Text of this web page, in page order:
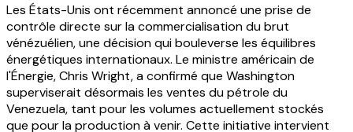
Les États-Unis ont récemment annoncé une prise de
contrôle directe sur la commercialisation du brut
vénézuélien, une décision qui bouleverse les équilibres
énergétiques internationaux. Le ministre américain de
l'Énergie, Chris Wright, a confirmé que Washington
superviserait désormais les ventes du pétrole du
Venezuela, tant pour les volumes actuellement stockés
que pour la production à venir. Cette initiative intervient